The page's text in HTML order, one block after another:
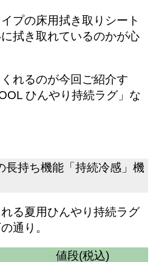
プの床用拭き取りシート
拭き取れているのかが心
れるのが今回ご紹介す
ひんやり持続ラグ」な
長持ち機能「持続冷感」機
る夏用ひんやり持続ラグ
通り。
値段(税込)